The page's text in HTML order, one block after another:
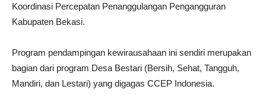
Koordinasi Percepatan Penanggulangan Pengangguran
Kabupaten Bekasi.
Program pendampingan kewirausahaan ini sendiri merupakan
bagian dari program Desa Bestari (Bersih, Sehat, Tangguh,
Mandiri, dan Lestari) yang digagas CCEP Indonesia.